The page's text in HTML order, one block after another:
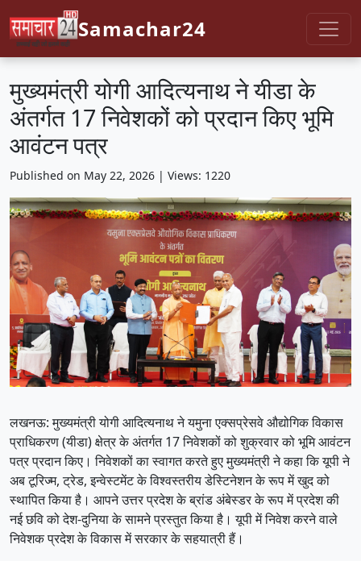
Samachar24
मुख्यमंत्री योगी आदित्यनाथ ने यीडा के
अंतर्गत 17 निवेशकों को प्रदान किए भूमि
आवंटन पत्र
Published on May 22, 2026 | Views: 1220
लखनऊ: मुख्यमंत्री योगी आदित्यनाथ ने यमुना एक्सप्रेसवे औद्योगिक विकास
प्राधिकरण (यीडा) क्षेत्र के अंतर्गत 17 निवेशकों को शुक्रवार को भूमि आवंटन
पत्र प्रदान किए। निवेशकों का स्वागत करते हुए मुख्यमंत्री ने कहा कि यूपी ने
अब टूरिज्म, ट्रेड, इन्वेस्टमेंट के विश्वस्तरीय डेस्टिनेशन के रूप में खुद को
स्थापित किया है। आपने उत्तर प्रदेश के ब्रांड अंबेस्डर के रूप में प्रदेश की
नई छवि को देश-दुनिया के सामने प्रस्तुत किया है। यूपी में निवेश करने वाले
निवेशक प्रदेश के विकास में सरकार के सहयात्री हैं।